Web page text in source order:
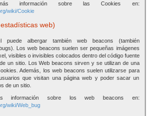
información sobre las Cookies en:
wiki/Cookie
web)
puede albergar también web beacons (también
Los web beacons suelen ser pequeñas imágenes
visibles o invisibles colocados dentro del código fuente
un sitio. Los Web beacons sirven y se utilizan de una
Además, los web beacons suelen utilizarse para
que visitan una página web y poder sacar un
de un sitio.
información sobre los web beacons en:
wiki/Web_bug